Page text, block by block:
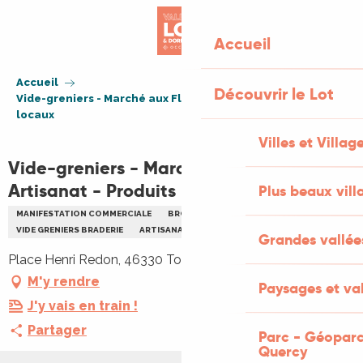
Accueil
Découvrir le Lot
Villes et
Plus beaux
Grandes
Paysages et
Parc -
Quercy
Accueil
Vide-greniers - Marché aux Fleurs - Artisanat - Produits
locaux
Vide-greniers - Marché aux Fleurs -
Artisanat - Produits locaux
MANIFESTATION COMMERCIALE BROCANTE
FOIRE OU SALON
VIDE GRENIERS BRADERIE
ARTISANAT
Place Henri Redon, 46330 Tour-de-Faure
M'y rendre
J'y vais en train !
Partager